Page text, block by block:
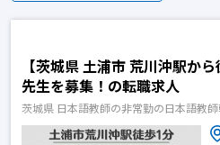
【茨城県 土浦市 荒川沖駅か
先生を募集！の転職求人
茨城県 日本語教師の非常勤の日本語教師